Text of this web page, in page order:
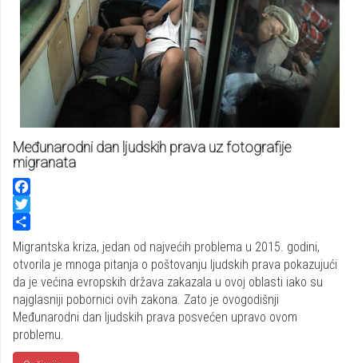
Međunarodni dan ljudskih prava uz fotografije
migranata
Facebook
Twitter
Share
Migrantska kriza, jedan od najvećih problema u 2015. godini,
otvorila je mnoga pitanja o poštovanju ljudskih prava pokazujući
da je većina evropskih država zakazala u ovoj oblasti iako su
najglasniji pobornici ovih zakona. Zato je ovogodišnji
Međunarodni dan ljudskih prava posvećen upravo ovom
problemu.